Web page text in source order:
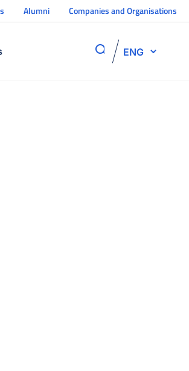
Alumni Companies and Organisations
ENG